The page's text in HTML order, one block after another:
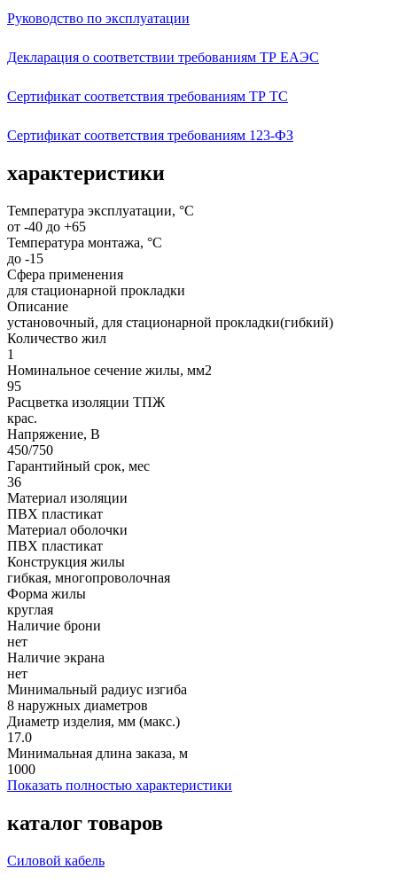
Руководство по эксплуатации
Декларация о соответствии требованиям ТР ЕАЭС
Сертификат соответствия требованиям ТР ТС
Сертификат соответствия требованиям 123-ФЗ
характеристики
Температура эксплуатации, °С
от -40 до +65
Температура монтажа, °С
до -15
Сфера применения
для стационарной прокладки
Описание
установочный, для стационарной прокладки(гибкий)
Количество жил
1
Номинальное сечение жилы, мм2
95
Расцветка изоляции ТПЖ
крас.
Напряжение, В
450/750
Гарантийный срок, мес
36
Материал изоляции
ПВХ пластикат
Материал оболочки
ПВХ пластикат
Конструкция жилы
гибкая, многопроволочная
Форма жилы
круглая
Наличие брони
нет
Наличие экрана
нет
Минимальный радиус изгиба
8 наружных диаметров
Диаметр изделия, мм (макс.)
17.0
Минимальная длина заказа, м
1000
Показать полностью характеристики
каталог товаров
Силовой кабель